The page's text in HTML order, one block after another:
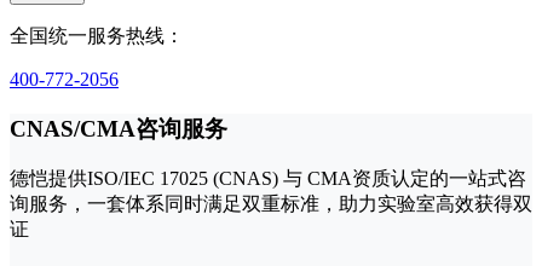
全国统一服务热线：
400-772-2056
CNAS/CMA咨询服务
德恺提供ISO/IEC 17025 (CNAS) 与 CMA资质认定的一站式咨
询服务，一套体系同时满足双重标准，助力实验室高效获得双
证